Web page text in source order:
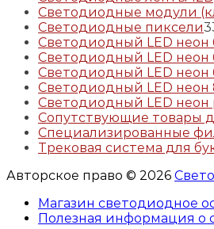
Светодиодные модули
Светодиодные пиксели3
Светодиодный LED неон
Светодиодный LED неон
Светодиодный LED неон
Светодиодный LED неон
Светодиодный LED неон
Сопутствующие товары
Специализированные
Трековая система для
Авторское право © 2026
Магазин светодиодное
Полезная информация о